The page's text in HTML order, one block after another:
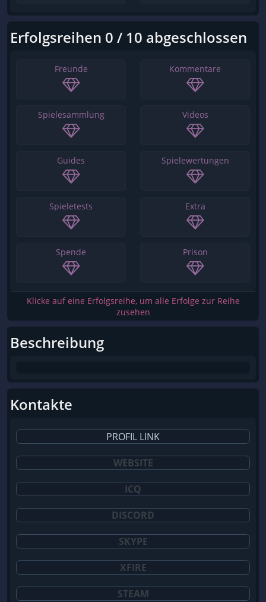
Erfolgsreihen 0 / 10 abgeschlossen
Freunde Kommentare
Spielesammlung Videos
Guides Spielewertungen
Spieletests Extra
Spende Prison
Klicke auf eine Erfolgsreihe, um alle Erfolge zur Reihe
zusehen
Beschreibung
Kontakte
PROFIL LINK
WEBSITE
ICQ
DISCORD
SKYPE
XFIRE
STEAM